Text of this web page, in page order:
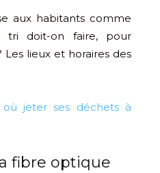
aux habitants comme
tri doit-on faire, pour
lieux et horaires des
où jeter ses déchets à
fibre optique